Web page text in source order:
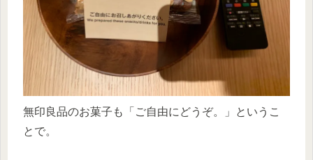
無印良品のお菓子も「ご自由にどうぞ。」というこ
とで。